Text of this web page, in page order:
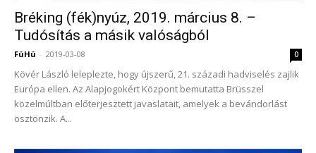
Bréking (fék)nyúz, 2019. március 8. –
Tudósítás a másik valóságból
FüHü - 2019-03-08 0
Kövér László leleplezte, hogy újszerű, 21. századi hadviselés zajlik
Európa ellen. Az Alapjogokért Központ bemutatta Brüsszel
közelmúltban előterjesztett javaslatait, amelyek a bevándorlást
ösztönzik. A...